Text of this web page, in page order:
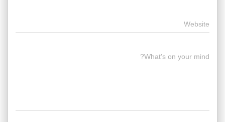
Website
What's on your mind?